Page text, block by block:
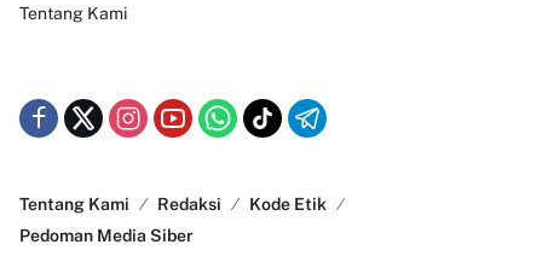
Tentang Kami
Tentang Kami Redaksi
Kode Etik
Pedoman Media Siber